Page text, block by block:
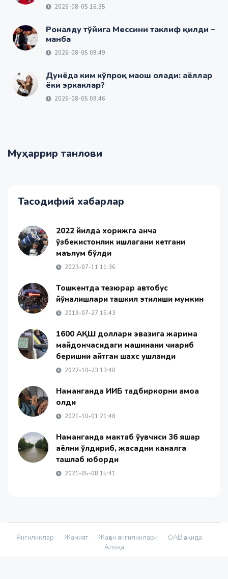
2026-08-05 16:35
Роналду тўйига Мессини таклиф қилди –
манба
2026-08-05 09:49
Дунёда ким кўпроқ маош олади: аёллар
ёки эркаклар?
2026-08-05 09:46
Муҳаррир танлови
Тасодифий хабарлар
2022 йилда хорижга қанча
ўзбекистонлик ишлагани кетгани
маълум бўлди
2023-07-11 11:36
Тошкентда тезюрар автобус
йўналишлари ташкил этилиши мумкин
2019-07-27 15:43
1600 АҚШ доллари эвазига жарима
майдончасидаги машинани чиқариб
беришни айтган шахс ушланди
2022-10-23 13:40
Наманганда ИИБ тадбиркорни қамоққа
олди
2021-10-01 21:48
Наманганда мактаб ўқувчиси 36 яшар
аёлни ўлдириб, жасадни каналга
ташлаб юборди
2021-05-08 15:41
Янгиликлар Жамият Жаҳон янгиликлари
ОАВ ҳақида
Алоқа